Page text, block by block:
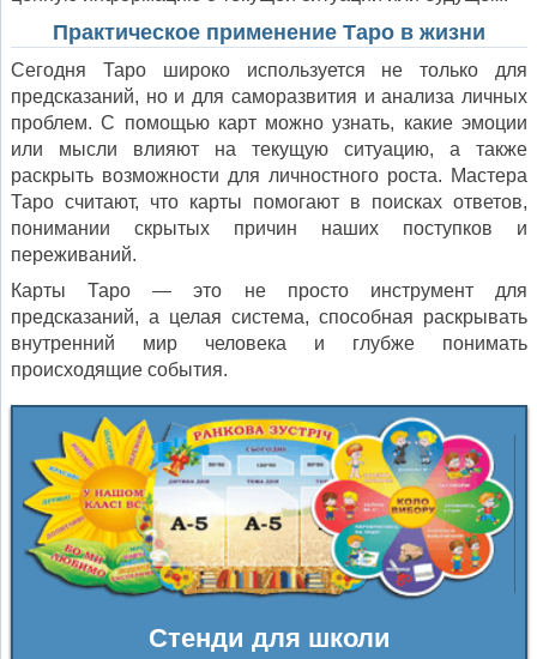
Практическое применение Таро в жизни
Сегодня Таро широко используется не только для
предсказаний, но и для саморазвития и анализа личных
проблем. С помощью карт можно узнать, какие эмоции
или мысли влияют на текущую ситуацию, а также
раскрыть возможности для личностного роста. Мастера
Таро считают, что карты помогают в поисках ответов,
понимании скрытых причин наших поступков и
переживаний.
Карты Таро — это не просто инструмент для
предсказаний, а целая система, способная раскрывать
внутренний мир человека и глубже понимать
происходящие события.
Стенди для школи